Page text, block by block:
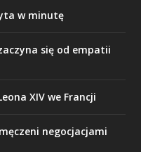
w minutę
się od empatii
XIV we Francji
negocjacjami